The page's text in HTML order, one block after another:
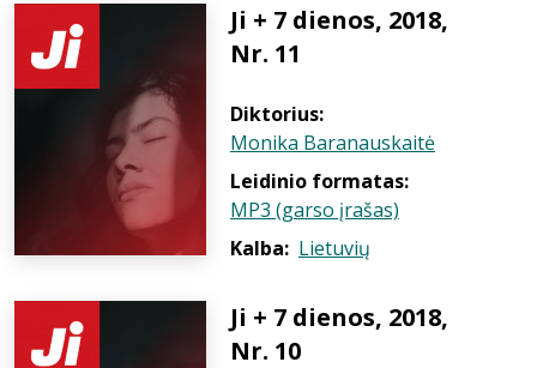
Ji + 7 dienos, 2018,
Nr. 11
Diktorius:
Monika Baranauskaitė
Leidinio formatas:
MP3 (garso įrašas)
Kalba: Lietuvių
Ji + 7 dienos, 2018,
Nr. 10